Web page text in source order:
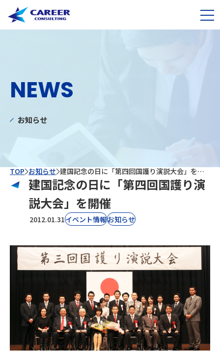
NEWS
お知らせ
TOP お知らせ 建国記念の日に「第四回国護り演説大会」を開催
建国記念の日に「第四回国護り演
説大会」を開催
2012.01.31イベント情報お知らせ